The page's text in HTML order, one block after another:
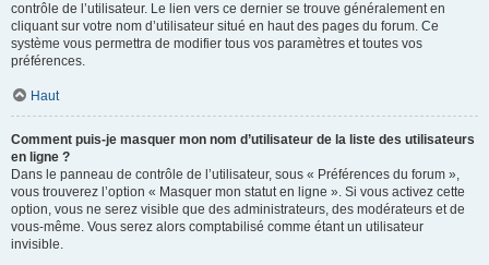
contrôle de l’utilisateur. Le lien vers ce dernier se trouve généralement en
cliquant sur votre nom d’utilisateur situé en haut des pages du forum. Ce
système vous permettra de modifier tous vos paramètres et toutes vos
préférences.
Haut
Comment puis-je masquer mon nom d’utilisateur de la liste des utilisateurs
en ligne ?
Dans le panneau de contrôle de l’utilisateur, sous « Préférences du forum »,
vous trouverez l’option « Masquer mon statut en ligne ». Si vous activez cette
option, vous ne serez visible que des administrateurs, des modérateurs et de
vous-même. Vous serez alors comptabilisé comme étant un utilisateur
invisible.